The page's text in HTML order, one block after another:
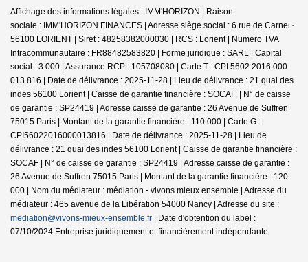
Affichage des informations légales : IMM'HORIZON | Raison
sociale : IMM'HORIZON FINANCES | Adresse siège social : 6 rue de Carnel -
56100 LORIENT | Siret : 48258382000030 | RCS : Lorient | Numero TVA
Intracommunautaire : FR88482583820 | Forme juridique : SARL | Capital
social : 3 000 | Assurance RCP : 105708080 | Carte T : CPI 5602 2016 000
013 816 | Date de délivrance : 2025-11-28 | Lieu de délivrance : 21 quai des
indes 56100 Lorient | Caisse de garantie financière : SOCAF. | N° de caisse
de garantie : SP24419 | Adresse caisse de garantie : 26 Avenue de Suffren
75015 Paris | Montant de la garantie financière : 110 000 | Carte G :
CPI56022016000013816 | Date de délivrance : 2025-11-28 | Lieu de
délivrance : 21 quai des indes 56100 Lorient | Caisse de garantie financière :
SOCAF | N° de caisse de garantie : SP24419 | Adresse caisse de garantie :
26 Avenue de Suffren 75015 Paris | Montant de la garantie financière : 120
000 | Nom du médiateur : médiation - vivons mieux ensemble | Adresse du
médiateur : 465 avenue de la Libération 54000 Nancy | Adresse du site :
mediation@vivons-mieux-ensemble.fr | Date d'obtention du label :
07/10/2024 Entreprise juridiquement et financièrement indépendante